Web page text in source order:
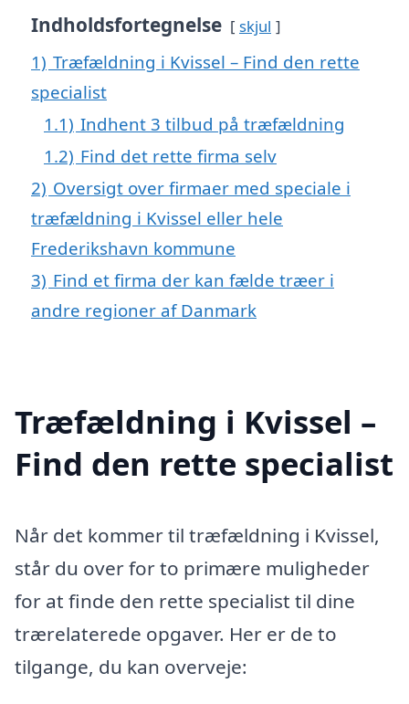
Indholdsfortegnelse skjul
1) Træfældning i Kvissel – Find den rette
specialist
1.1) Indhent 3 tilbud på træfældning
1.2) Find det rette firma selv
2) Oversigt over firmaer med speciale i
træfældning i Kvissel eller hele
Frederikshavn kommune
3) Find et firma der kan fælde træer i
andre regioner af Danmark
Træfældning i Kvissel –
Find den rette specialist
Når det kommer til træfældning i Kvissel,
står du over for to primære muligheder
for at finde den rette specialist til dine
trærelaterede opgaver. Her er de to
tilgange, du kan overveje: